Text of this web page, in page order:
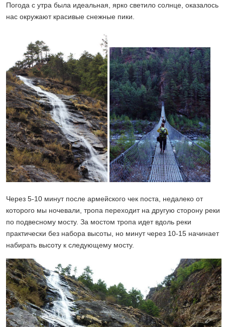
Погода с утра была идеальная, ярко светило солнце, оказалось
нас окружают красивые снежные пики.
Через 5-10 минут после армейского чек поста, недалеко от
которого мы ночевали, тропа переходит на другую сторону реки
по подвесному мосту. За мостом тропа идет вдоль реки
практически без набора высоты, но минут через 10-15 начинает
набирать высоту к следующему мосту.